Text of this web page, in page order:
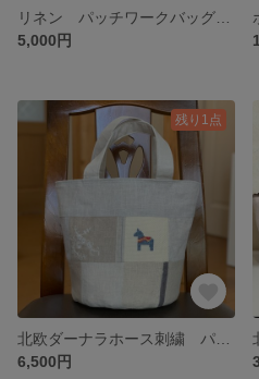
5,000円
残り1点
6,500円